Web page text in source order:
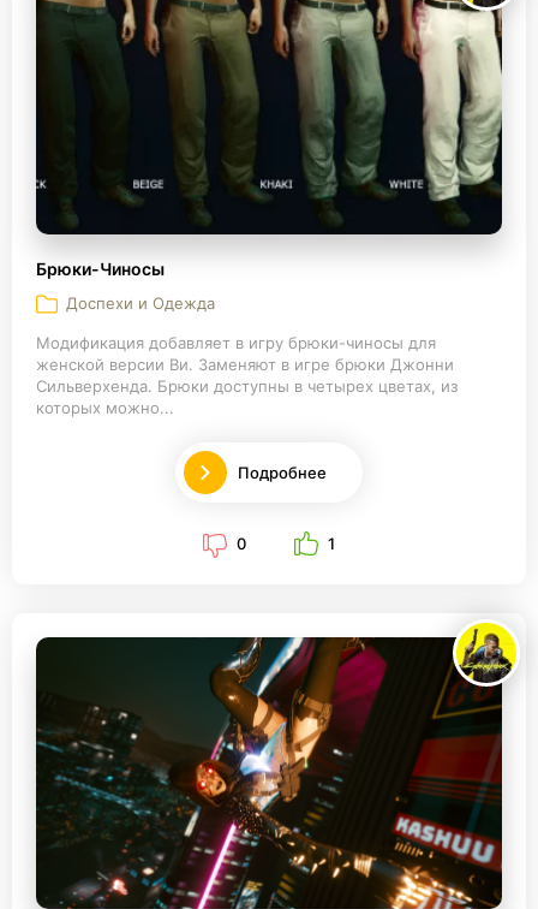
Брюки-Чиносы
Доспехи и Одежда
Модификация добавляет в игру брюки-чиносы для
женской версии Ви. Заменяют в игре брюки Джонни
Сильверхенда. Брюки доступны в четырех цветах, из
которых можно...
Подробнее
0 1